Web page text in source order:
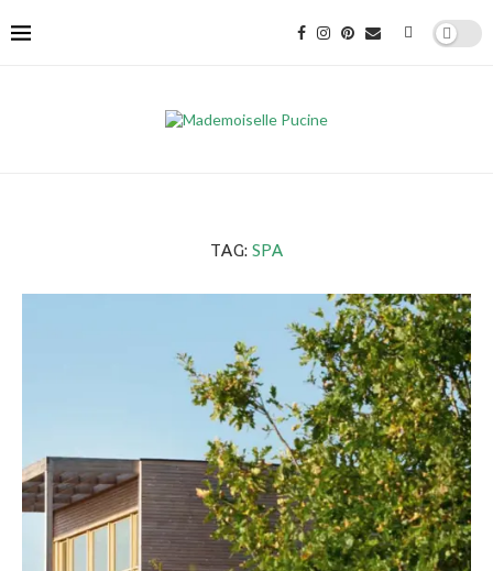
TAG:SPA